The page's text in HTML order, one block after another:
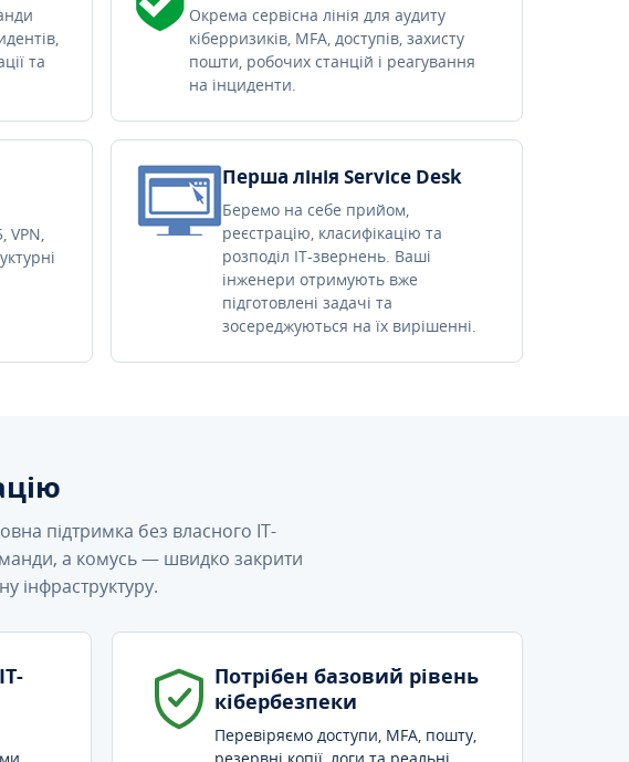
та
Окрема сервісна лінія для аудиту
кіберризиків, MFA, доступів, захисту
пошти, робочих станцій і реагування
на інциденти.
VPN,
Перша лінія Service Desk
Беремо на себе прийом,
реєстрацію, класифікацію та
розподіл IT-звернень. Ваші
інженери отримують вже
підготовлені задачі та
зосереджуються на їх вирішенні.
підтримка без власного IT-
а комусь — швидко закрити
інфраструктуру.
Потрібен базовий рівень
кібербезпеки
Перевіряємо доступи, MFA, пошту,